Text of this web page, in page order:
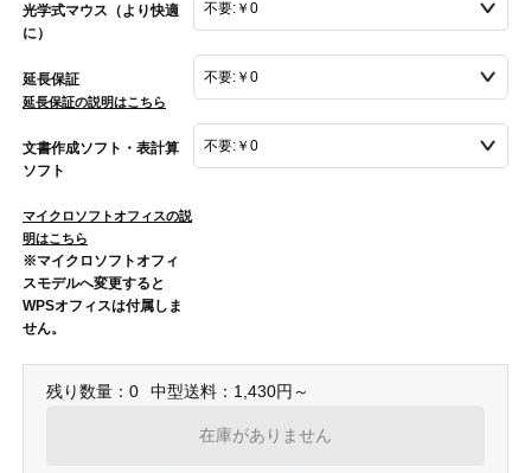
光学式マウス（より快適
に）
延長保証
延長保証の説明はこちら
文書作成ソフト・表計算
ソフト
マイクロソフトオフィスの説
明はこちら
※マイクロソフトオフィ
スモデルへ変更すると
WPSオフィスは付属しま
せん。
残り数量：0 中型送料：1,430円～
在庫がありません